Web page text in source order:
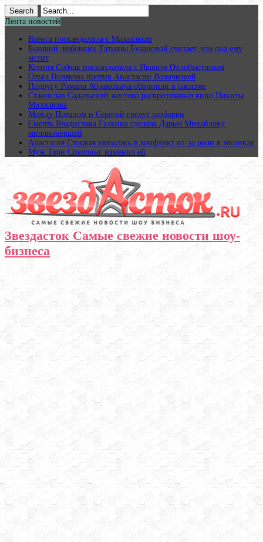
Лента новостей
Ваенга поскандалила с Малаховым
Бывший любовник Татьяны Булановой считает, что она ему
мстит
Ксения Собчак поскандалила с Иваном Охлобыстиным
Ольга Полякова против Анастасии Волочковой
Подругу Романа Абрамовича обвинили в расизме
Станислав Садальский жестоко раскритиковал вино Никиты
Михалкова
Между Потапом и Серегой грядут разборки
Смерть Владислава Галкина сделала Дарью Михайлову
миллионершей
Анастасия Стоцкая ввязалась в конфликт из-за роли в мюзикле
Муж Тори Спеллинг изменил ей
Звездасток Самые свежие новости шоу-
бизнеса